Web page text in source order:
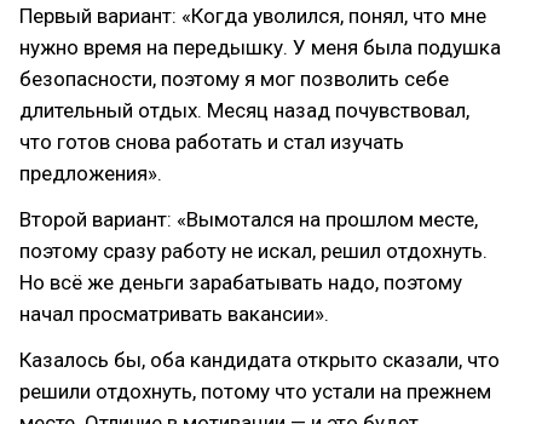
Первый вариант: «Когда уволился, понял, что мне
нужно время на передышку. У меня была подушка
безопасности, поэтому я мог позволить себе
длительный отдых. Месяц назад почувствовал,
что готов снова работать и стал изучать
предложения».
Второй вариант: «Вымотался на прошлом месте,
поэтому сразу работу не искал, решил отдохнуть.
Но всё же деньги зарабатывать надо, поэтому
начал просматривать вакансии».
Казалось бы, оба кандидата открыто сказали, что
решили отдохнуть, потому что устали на прежнем